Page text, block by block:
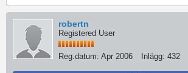
robertn
Registered User
Reg.datum: Apr 2006 Inlägg: 432